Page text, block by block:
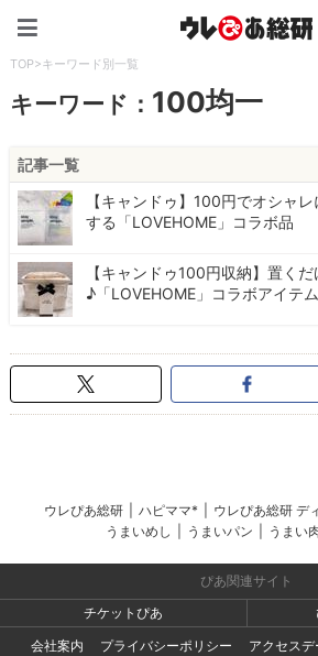
TOP>キーワード別一覧
キーワード： 100均一
記事一覧
【キャンドゥ】100円でオシャ
する「LOVEHOME」コラボ品
【キャンドゥ100円収納】置く
♪「LOVEHOME」コラボアイテ
ウレぴあ総研 ハピママ* ウレぴあ総研 デ
うまいめし
うまいパン うまい
ぴあ関連サイト
チケットぴあ
会社案内
プライバシーポリシー
アクセス